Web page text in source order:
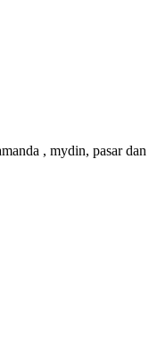
, mydin, pasar